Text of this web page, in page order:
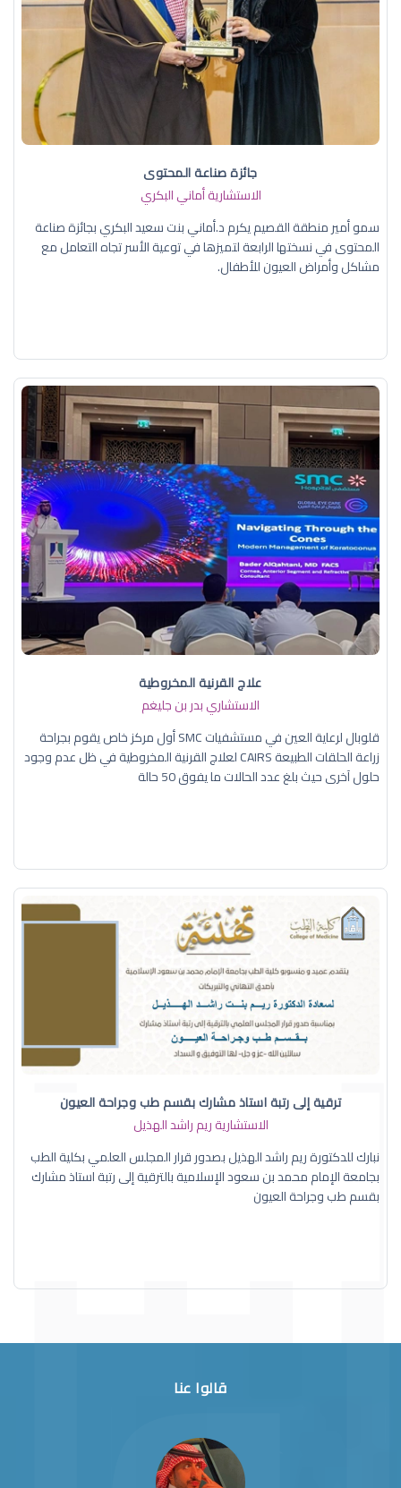
جائزة صناعة المحتوى
الاستشارية أماني البكري
سمو أمير منطقة القصيم يكرم د.أماني بنت سعيد البكري بجائزة صناعة
المحتوى في نسختها الرابعة لتميزها في توعية الأسر تجاه التعامل مع
مشاكل وأمراض العيون للأطفال.
علاج القرنية المخروطية
الاستشاري بدر بن جليغم
قلوبال لرعاية العين في مستشفيات SMC أول مركز خاص يقوم بجراحة
زراعة الحلقات الطبيعة CAIRS لعلاج القرنية المخروطية في ظل عدم وجود
حلول آخرى حيث بلغ عدد الحالات ما يفوق 50 حالة
ترقية إلى رتبة استاذ مشارك بقسم طب وجراحة العيون
الاستشارية ريم راشد الهذيل
نبارك للدكتورة ريم راشد الهذيل بصدور قرار المجلس العلمي بكلية الطب
بجامعة الإمام محمد بن سعود الإسلامية بالترقية إلى رتبة استاذ مشارك
بقسم طب وجراحة العيون
قالوا عنا